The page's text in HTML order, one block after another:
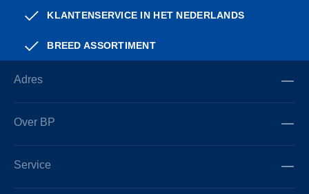
KLANTENSERVICE IN HET NEDERLANDS
BREED ASSORTIMENT
Adres
Over BP
Service